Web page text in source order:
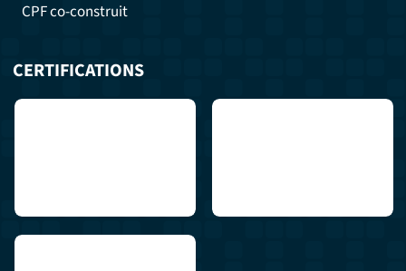
CERTIFICATIONS
CPF co-construit